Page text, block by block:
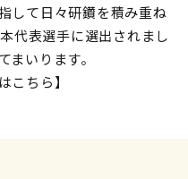
して日々研鑽を積み重ね
代表選手に選出されまし
いります。
こちら】